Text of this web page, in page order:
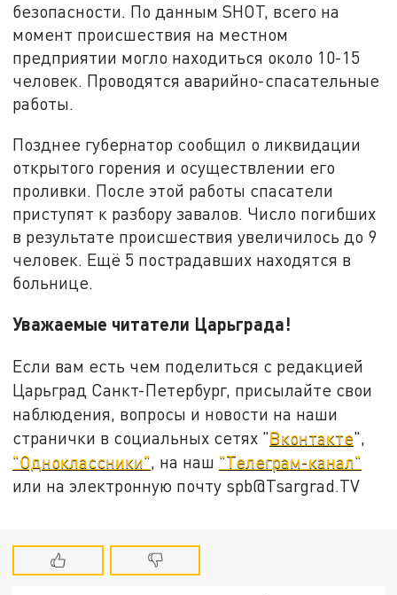
безопасности. По данным SHOT, всего на
момент происшествия на местном
предприятии могло находиться около 10-15
человек. Проводятся аварийно-спасательные
работы.
Позднее губернатор сообщил о ликвидации
открытого горения и осуществлении его
проливки. После этой работы спасатели
приступят к разбору завалов. Число погибших
в результате происшествия увеличилось до 9
человек. Ещё 5 пострадавших находятся в
больнице.
Уважаемые читатели Царьграда!
Если вам есть чем поделиться с редакцией
Царьград Санкт-Петербург, присылайте свои
наблюдения, вопросы и новости на наши
странички в социальных сетях "Вконтакте",
"Одноклассники" , на наш "Телеграм-канал"
или на электронную почту spb@Tsargrad.TV